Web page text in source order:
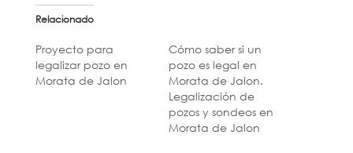
Relacionado
Proyecto para
legalizar pozo en
Morata de Jalon
Cómo saber si un
pozo es legal en
Morata de Jalon.
Legalización de
pozos y sondeos en
Morata de Jalon